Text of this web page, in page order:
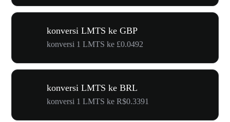
konversi LMTS ke GBP
konversi 1 LMTS ke £0.0492
konversi LMTS ke BRL
konversi 1 LMTS ke R$0.3391